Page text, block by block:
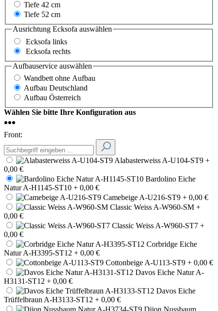
Tiefe 42 cm
Tiefe 52 cm
Ausrichtung Ecksofa auswählen
Ecksofa links
Ecksofa rechts
Aufbauservice auswählen
Wandbett ohne Aufbau
Aufbau Deutschland
Aufbau Österreich
Wählen Sie bitte Ihre Konfiguration aus
Front:
Alabasterweiss A-U104-ST9 +
0,00 €
Bardolino Eiche
Natur A-H1145-ST10 + 0,00 €
Camebeige A-U216-ST9 + 0,00 €
Classic Weiss A-W960-SM +
0,00 €
Classic Weiss A-W960-ST7 +
0,00 €
Corbridge Eiche
Natur A-H3395-ST12 + 0,00 €
Cottonbeige A-U113-ST9 + 0,00 €
Davos Eiche Natur A-
H3131-ST12 + 0,00 €
Davos Eiche
Trüffelbraun A-H3133-ST12 + 0,00 €